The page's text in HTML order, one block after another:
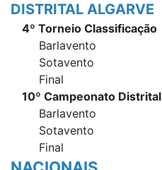
DISTRITAL ALGARVE
4º Torneio Classificação
Barlavento
Sotavento
Final
10º Campeonato Distrital
Barlavento
Sotavento
Final